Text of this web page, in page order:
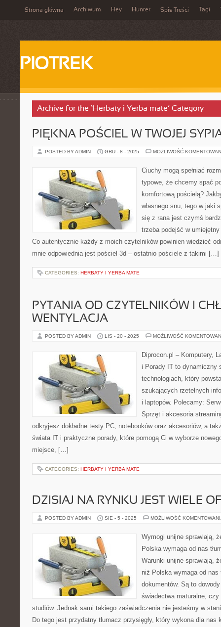
Strona główna Archiwum Hey Hunter Spis Treści Tagi
PIOTREK
Archive for the ‘Herbaty i Yerba mate’ Category
PIĘKNA POŚCIEL W TWOJEJ
POSTED BY ADMIN GRU - 8 - 2025 MOŻLIWOŚĆ
Ciuchy mogą spełniać
typowe, że chcemy spać
komfortową pościelą?
własnego snu, tego w jaki
się z rana jest czymś
trzeba podejść w
Co autentycznie każdy z moich czytelników powinien wiedzieć
mnie odpowiednia jest pościel 3d – ostatnio pościele z takimi […]
CATEGORIES: HERBATY I YERBA MATE
PYTANIA OD CZYTELNIKÓW I
WENTYLACJA
POSTED BY ADMIN LIS - 20 - 2025 MOŻLIWOŚĆ
Diprocon.pl – Komputery,
i Porady IT to dynamiczny
technologiach, który
szukających rzetelnych
i laptopów. Polecamy:
Sprzęt i akcesoria
odkryjesz dokładne testy PC, notebooków oraz akcesoriów, a
świata IT i praktyczne porady, które pomogą Ci w wyborze
miejsce, […]
CATEGORIES: HERBATY I YERBA MATE
DZISIAJ NA RYNKU JEST WIELE
POSTED BY ADMIN SIE - 5 - 2025 MOŻLIWOŚĆ
Wymogi unijne sprawiają,
Polska wymaga od nas
Warunki unijne sprawiają,
niż Polska wymaga od nas
dokumentów. Są to
świadectwa maturalne,
studiów. Jednak sami takiego zaświadczenia nie jesteśmy w
Do tego jest przydatny tłumacz przysięgły, który wykona dla nas